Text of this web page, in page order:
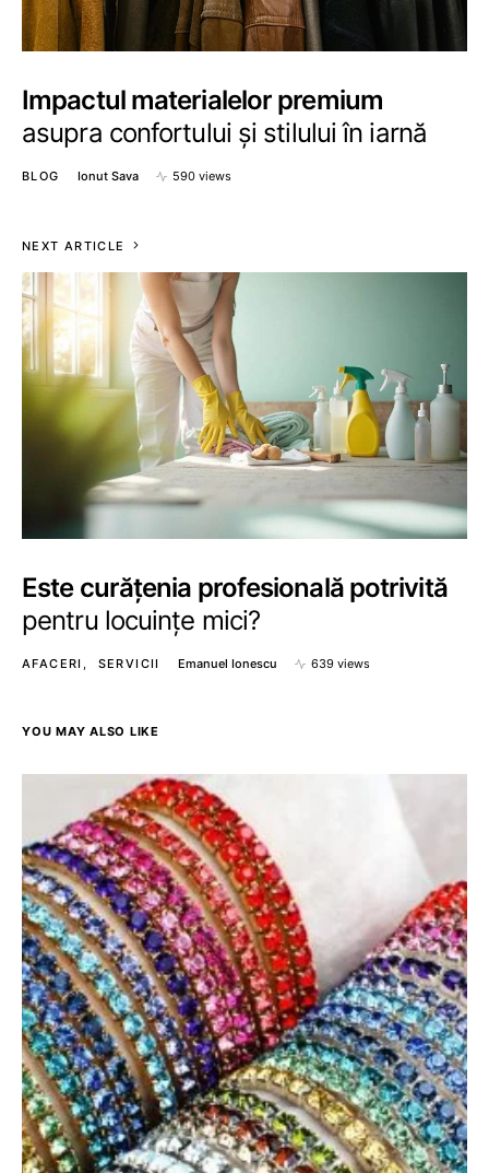
Impactul materialelor premium
asupra confortului și stilului în iarnă
BLOG Ionut Sava 590 views
NEXT ARTICLE
Este curățenia profesională potrivită
pentru locuințe mici?
AFACERI SERVICII Emanuel Ionescu 639 views
YOU MAY ALSO LIKE